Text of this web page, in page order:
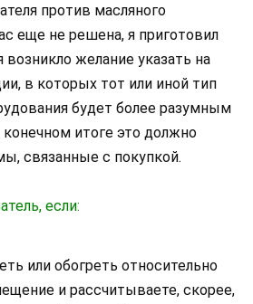
против масляного
еще не решена, я приготовил
желание указать на
в которых тот или иной тип
будет более разумным
итоге это должно
связанные с покупкой.
если:
или обогреть относительно
и рассчитываете, скорее,